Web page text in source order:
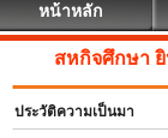
หน้าหลัก
สหกิจศึกษา ยินดีต้
ประวัติความเป็นมา